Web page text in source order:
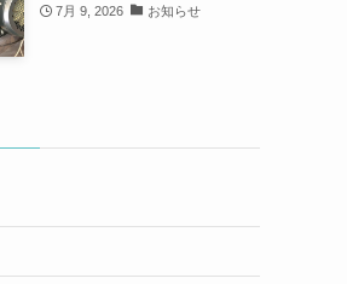
7月 9, 2026 お知らせ